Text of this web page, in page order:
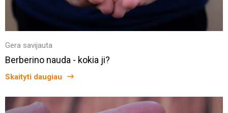
Gera savijauta
Berberino nauda - kokia ji?
Skaityti daugiau